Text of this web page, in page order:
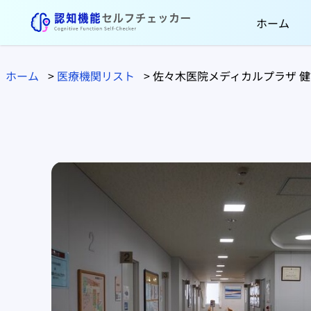
ホーム
ホーム > 医療機関リスト >佐々木医院メディカルプラザ